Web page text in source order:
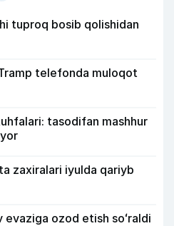
tuproq bosib qolishidan
telefonda muloqot
tasodifan mashhur
zaxiralari iyulda qariyb
ozod etish soʻraldi